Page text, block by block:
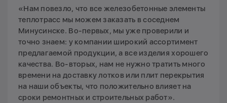
«Нам повезло, что все железобетонные элементы
теплотрасс мы можем заказать в соседнем
Минусинске. Во-первых, мы уже проверили и
точно знаем: у компании широкий ассортимент
предлагаемой продукции, а все изделия хорошего
качества. Во-вторых, нам не нужно тратить много
времени на доставку лотков или плит перекрытия
на наши объекты, что положительно влияет на
сроки ремонтных и строительных работ».